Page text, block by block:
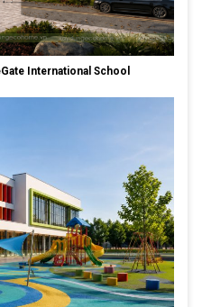
International School